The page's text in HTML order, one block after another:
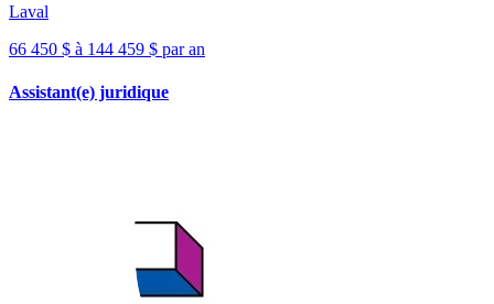
Laval
66 450 $ à 144 459 $ par an
Assistant(e) juridique